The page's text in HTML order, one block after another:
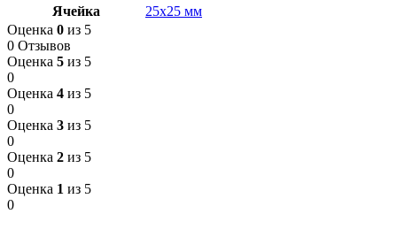
Ячейка
25х25 мм
Оценка 0 из 5
0 Отзывов
Оценка 5 из 5
0
Оценка 4 из 5
0
Оценка 3 из 5
0
Оценка 2 из 5
0
Оценка 1 из 5
0